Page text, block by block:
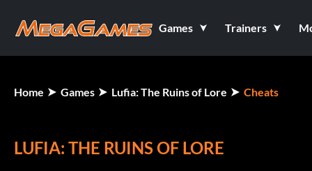
Games Trainers
Home Games Lufia: The Ruins of Lore Cheats
LUFIA: THE RUINS OF LORE